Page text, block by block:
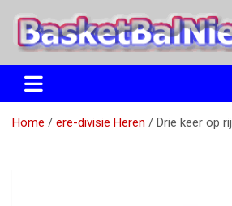
naar
BasketBalNieuws.nl
Etten
Home ere-divisie Heren Drie keer op rij